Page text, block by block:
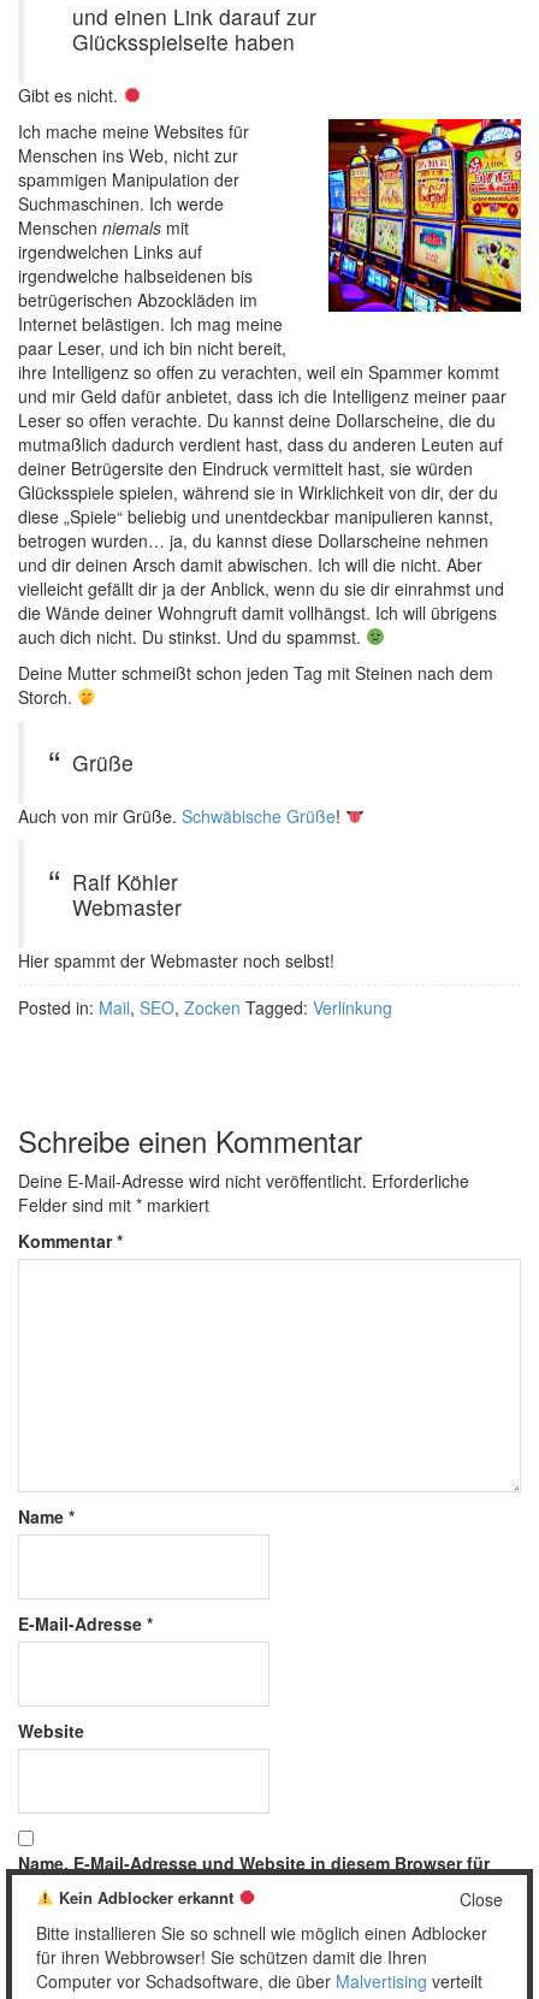
und einen Link darauf zur
Glücksspielseite haben
Gibt es nicht.
Ich mache meine Websites für
Menschen ins Web, nicht zur
spammigen Manipulation der
Suchmaschinen. Ich werde
Menschen niemals mit
irgendwelchen Links auf
irgendwelche halbseidenen bis
betrügerischen Abzockläden im
Internet belästigen. Ich mag meine
paar Leser, und ich bin nicht bereit,
ihre Intelligenz so offen zu verachten, weil ein Spammer kommt
und mir Geld dafür anbietet, dass ich die Intelligenz meiner paar
Leser so offen verachte. Du kannst deine Dollarscheine, die du
mutmaßlich dadurch verdient hast, dass du anderen Leuten auf
deiner Betrügersite den Eindruck vermittelt hast, sie würden
Glücksspiele spielen, während sie in Wirklichkeit von dir, der du
diese „Spiele“ beliebig und unentdeckbar manipulieren kannst,
betrogen wurden… ja, du kannst diese Dollarscheine nehmen
und dir deinen Arsch damit abwischen. Ich will die nicht. Aber
vielleicht gefällt dir ja der Anblick, wenn du sie dir einrahmst und
die Wände deiner Wohngruft damit vollhängst. Ich will übrigens
auch dich nicht. Du stinkst. Und du spammst.
Deine Mutter schmeißt schon jeden Tag mit Steinen nach dem
Storch.
Grüße
Auch von mir Grüße. Schwäbische Grüße!
Ralf Köhler
Webmaster
Hier spammt der Webmaster noch selbst!
Posted in: Mail, SEO, Zocken Tagged: Verlinkung
Schreibe einen Kommentar
Deine E-Mail-Adresse wird nicht veröffentlicht. Erforderliche
Felder sind mit * markiert
Kommentar*
Name *
E-Mail-Adresse *
Website
Name, E-Mail-Adresse und Website in diesem Browser für
meinen nächsten Kommentar speichern.
Close
Kein Adblocker erkannt
Bitte installieren Sie so schnell wie möglich einen Adblocker
für ihren Webbrowser! Sie schützen damit die Ihren
Computer vor Schadsoftware, die über Malvertising verteilt